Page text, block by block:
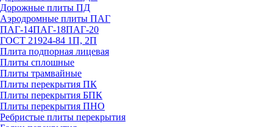
Дорожные плиты ПД
Аэродромные плиты ПАГ
ПАГ-14ПАГ-18ПАГ-20
ГОСТ 21924-84 1П, 2П
Плита подпорная лицевая
Плиты сплошные
Плиты трамвайные
Плиты перекрытия ПК
Плиты перекрытия БПК
Плиты перекрытия ПНО
Ребристые плиты перекрытия